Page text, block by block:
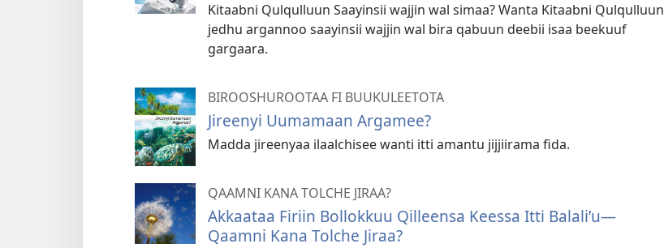
Kitaabni Qulqulluun Saayinsii wajjin wal simaa? Wanta Kitaabni Qulqulluun
jedhu argannoo saayinsii wajjin wal bira qabuun deebii isaa beekuuf
gargaara.
BIROOSHUROOTAA FI BUUKULEETOTA
Jireenyi Uumamaan Argamee?
Madda jireenyaa ilaalchisee wanti itti amantu jijjiirama fida.
QAAMNI KANA TOLCHE JIRAA?
Akkaataa Firiin Bollokkuu Qilleensa Keessa Itti Balaliʼu—
Qaamni Kana Tolche Jiraa?